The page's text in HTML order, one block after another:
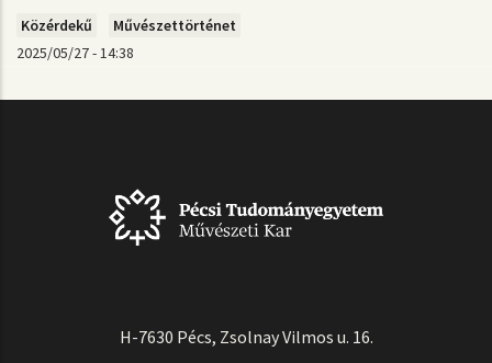
Közérdekű
Művészettörténet
2025/05/27 - 14:38
H-7630 Pécs, Zsolnay Vilmos u. 16.